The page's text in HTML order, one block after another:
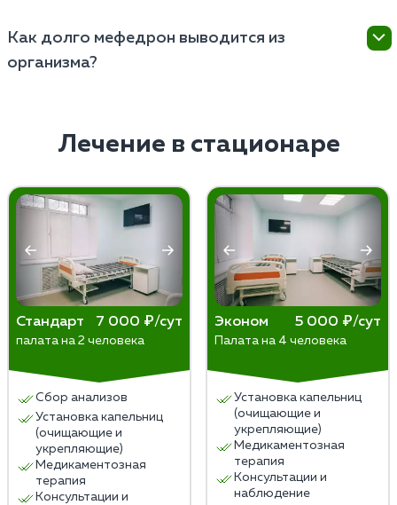
по изменениям в поведении, нарушениям сна,
потере аппетита, а также появлению носовых
Как долго мефедрон выводится из
организма?
частоты употребления.
Лечение в стационаре
Стандарт 7 000 ₽/сут
палата на 2 человека
Сбор анализов
Установка капельниц
(очищающие и
укрепляющие)
Медикаментозная
терапия
Консультации и
Эконом 5 000 ₽/сут
Палата на 4 человека
Установка капельниц
(очищающие и
укрепляющие)
Медикаментозная
терапия
Консультации и
наблюдение